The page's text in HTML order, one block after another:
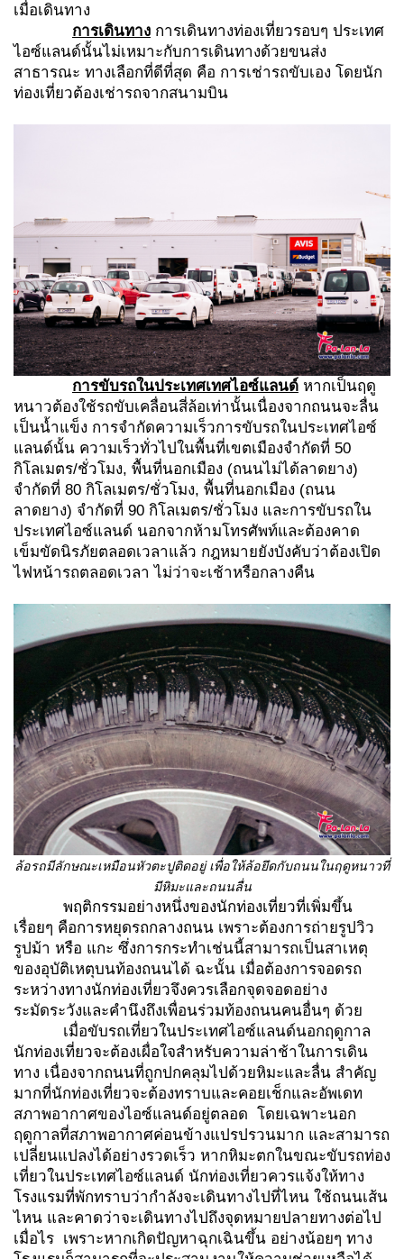
เมื่อเดินทาง
การเดินทาง การเดินทางท่องเที่ยวรอบๆ ประเทศ
ไอซ์แลนด์นั้นไม่เหมาะกับการเดินทางด้วยขนส่ง
สาธารณะ ทางเลือกที่ดีที่สุด คือ การเช่ารถขับเอง โดยนัก
ท่องเที่ยวต้องเช่ารถจากสนามบิน
การขับรถในประเทศเทศไอซ์แลนด์ หากเป็นฤดู
หนาวต้องใช้รถขับเคลื่อนสี่ล้อเท่านั้นเนื่องจากถนนจะลื่น
เป็นน้ำแข็ง การจำกัดความเร็วการขับรถในประเทศไอซ์
แลนด์นั้น ความเร็วทั่วไปในพื้นที่เขตเมืองจำกัดที่ 50
กิโลเมตร/ชั่วโมง, พื้นที่นอกเมือง (ถนนไม่ได้ลาดยาง)
จำกัดที่ 80 กิโลเมตร/ชั่วโมง, พื้นที่นอกเมือง (ถนน
ลาดยาง) จำกัดที่ 90 กิโลเมตร/ชั่วโมง และการขับรถใน
ประเทศไอซ์แลนด์ นอกจากห้ามโทรศัพท์และต้องคาด
เข็มขัดนิรภัยตลอดเวลาแล้ว กฎหมายยังบังคับว่าต้องเปิด
ไฟหน้ารถตลอดเวลา ไม่ว่าจะเช้าหรือกลางคืน
ล้อรถมีลักษณะเหมือนหัวตะปูติดอยู่ เพื่อให้ล้อยึดกับถนนในฤดูหนาวที่
มีหิมะและถนนลื่น
พฤติกรรมอย่างหนึ่งของนักท่องเที่ยวที่เพิ่มขึ้น
เรื่อยๆ คือการหยุดรถกลางถนน เพราะต้องการถ่ายรูปวิว
รูปม้า หรือ แกะ ซึ่งการกระทำเช่นนี้สามารถเป็นสาเหตุ
ของอุบัติเหตุบนท้องถนนได้ ฉะนั้น เมื่อต้องการจอดรถ
ระหว่างทางนักท่องเที่ยวจึงควรเลือกจุดจอดอย่าง
ระมัดระวังและคำนึงถึงเพื่อนร่วมท้องถนนคนอื่นๆ ด้วย
เมื่อขับรถเที่ยวในประเทศไอซ์แลนด์นอกฤดูกาล
นักท่องเที่ยวจะต้องเผื่อใจสำหรับความล่าช้าในการเดิน
ทาง เนื่องจากถนนที่ถูกปกคลุมไปด้วยหิมะและลื่น สำคัญ
มากที่นักท่องเที่ยวจะต้องทราบและคอยเช็กและอัพเดท
สภาพอากาศของไอซ์แลนด์อยู่ตลอด โดยเฉพาะนอก
ฤดูกาลที่สภาพอากาศค่อนข้างแปรปรวนมาก และสามารถ
เปลี่ยนแปลงได้อย่างรวดเร็ว หากหิมะตกในขณะขับรถท่อง
เที่ยวในประเทศไอซ์แลนด์ นักท่องเที่ยวควรแจ้งให้ทาง
โรงแรมที่พักทราบว่ากำลังจะเดินทางไปที่ไหน ใช้ถนนเส้น
ไหน และคาดว่าจะเดินทางไปถึงจุดหมายปลายทางต่อไป
เมื่อไร เพราะหากเกิดปัญหาฉุกเฉินขึ้น อย่างน้อยๆ ทาง